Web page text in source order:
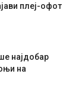
плеј-офот
најдобар
на